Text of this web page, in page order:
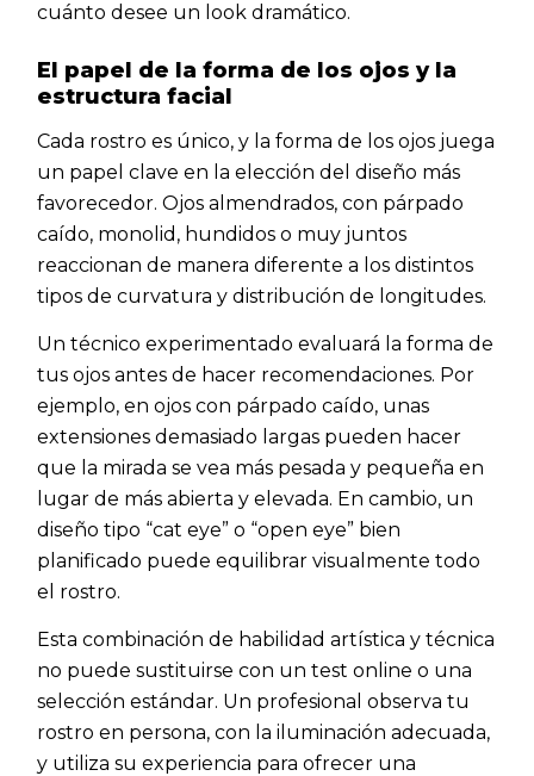
cuánto desee un look dramático.
El papel de la forma de los ojos y la
estructura facial
Cada rostro es único, y la forma de los ojos juega
un papel clave en la elección del diseño más
favorecedor. Ojos almendrados, con párpado
caído, monolid, hundidos o muy juntos
reaccionan de manera diferente a los distintos
tipos de curvatura y distribución de longitudes.
Un técnico experimentado evaluará la forma de
tus ojos antes de hacer recomendaciones. Por
ejemplo, en ojos con párpado caído, unas
extensiones demasiado largas pueden hacer
que la mirada se vea más pesada y pequeña en
lugar de más abierta y elevada. En cambio, un
diseño tipo “cat eye” o “open eye” bien
planificado puede equilibrar visualmente todo
el rostro.
Esta combinación de habilidad artística y técnica
no puede sustituirse con un test online o una
selección estándar. Un profesional observa tu
rostro en persona, con la iluminación adecuada,
y utiliza su experiencia para ofrecer una